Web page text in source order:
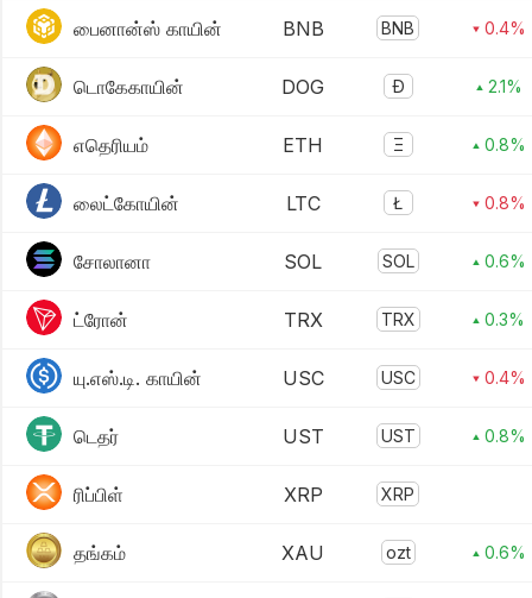
பைனான்ஸ் காயின் BNB BNB ▾ 0.4%
டொகேகாயின் DOG Ð ▴ 2.1%
எதெரியம் ETH Ξ ▴ 0.8%
லைட்கோயின் LTC Ł ▾ 0.8%
சோலானா SOL SOL ▴ 0.6%
ட்ரோன் TRX TRX ▴ 0.3%
யு.எஸ்.டி. காயின் USC USC ▾ 0.4%
டெதர் UST UST ▴ 0.8%
ரிப்பிள் XRP XRP
தங்கம் XAU ozt ▴ 0.6%